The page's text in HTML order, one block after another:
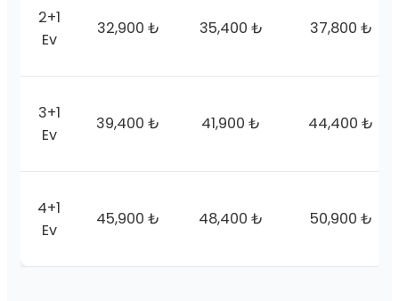
2+1
Ev
32,900 ₺ 35,400 ₺ 37,800 ₺
3+1
Ev
39,400 ₺ 41,900 ₺ 44,400 ₺
4+1
Ev
45,900 ₺ 48,400 ₺ 50,900 ₺